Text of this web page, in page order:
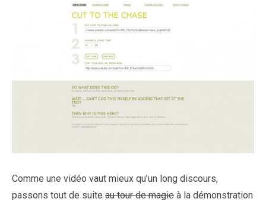
Comme une vidéo vaut mieux qu’un long discours,
passons tout de suite au tour de magie à la démonstration